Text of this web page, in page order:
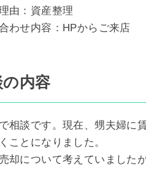
由：資産整理
わせ内容：HPからご来店
の内容
相談です。現在、甥夫婦に
ことになりました。
却について考えていました